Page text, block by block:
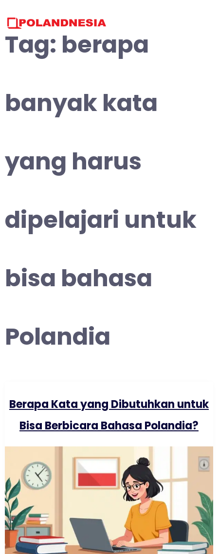
content
Tag: berapa
banyak kata
yang harus
dipelajari untuk
bisa bahasa
Polandia
Berapa Kata yang Dibutuhkan untuk
Bisa Berbicara Bahasa Polandia?